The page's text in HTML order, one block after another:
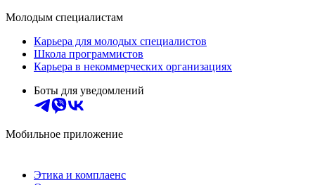
Молодым специалистам
Карьера для молодых специалистов
Школа программистов
Карьера в некоммерческих организациях
Боты для уведомлений
Мобильное приложение
Этика и комплаенс